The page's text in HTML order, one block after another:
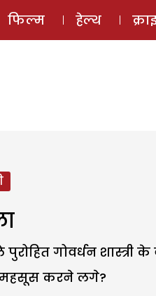
ई-मैगज़ीन ऑडियो
फिल्म हेल्थ
गोवर्धन शास्त्री के
महसूस करने लगे?